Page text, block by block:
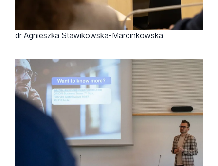
dr Agnieszka Stawikowska-Marcinkowska